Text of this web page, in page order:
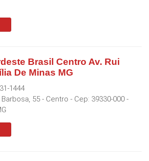
Brasil Centro Av. Rui
De Minas MG
1444
Barbosa, 55 - Centro - Cep: 39330-000 -